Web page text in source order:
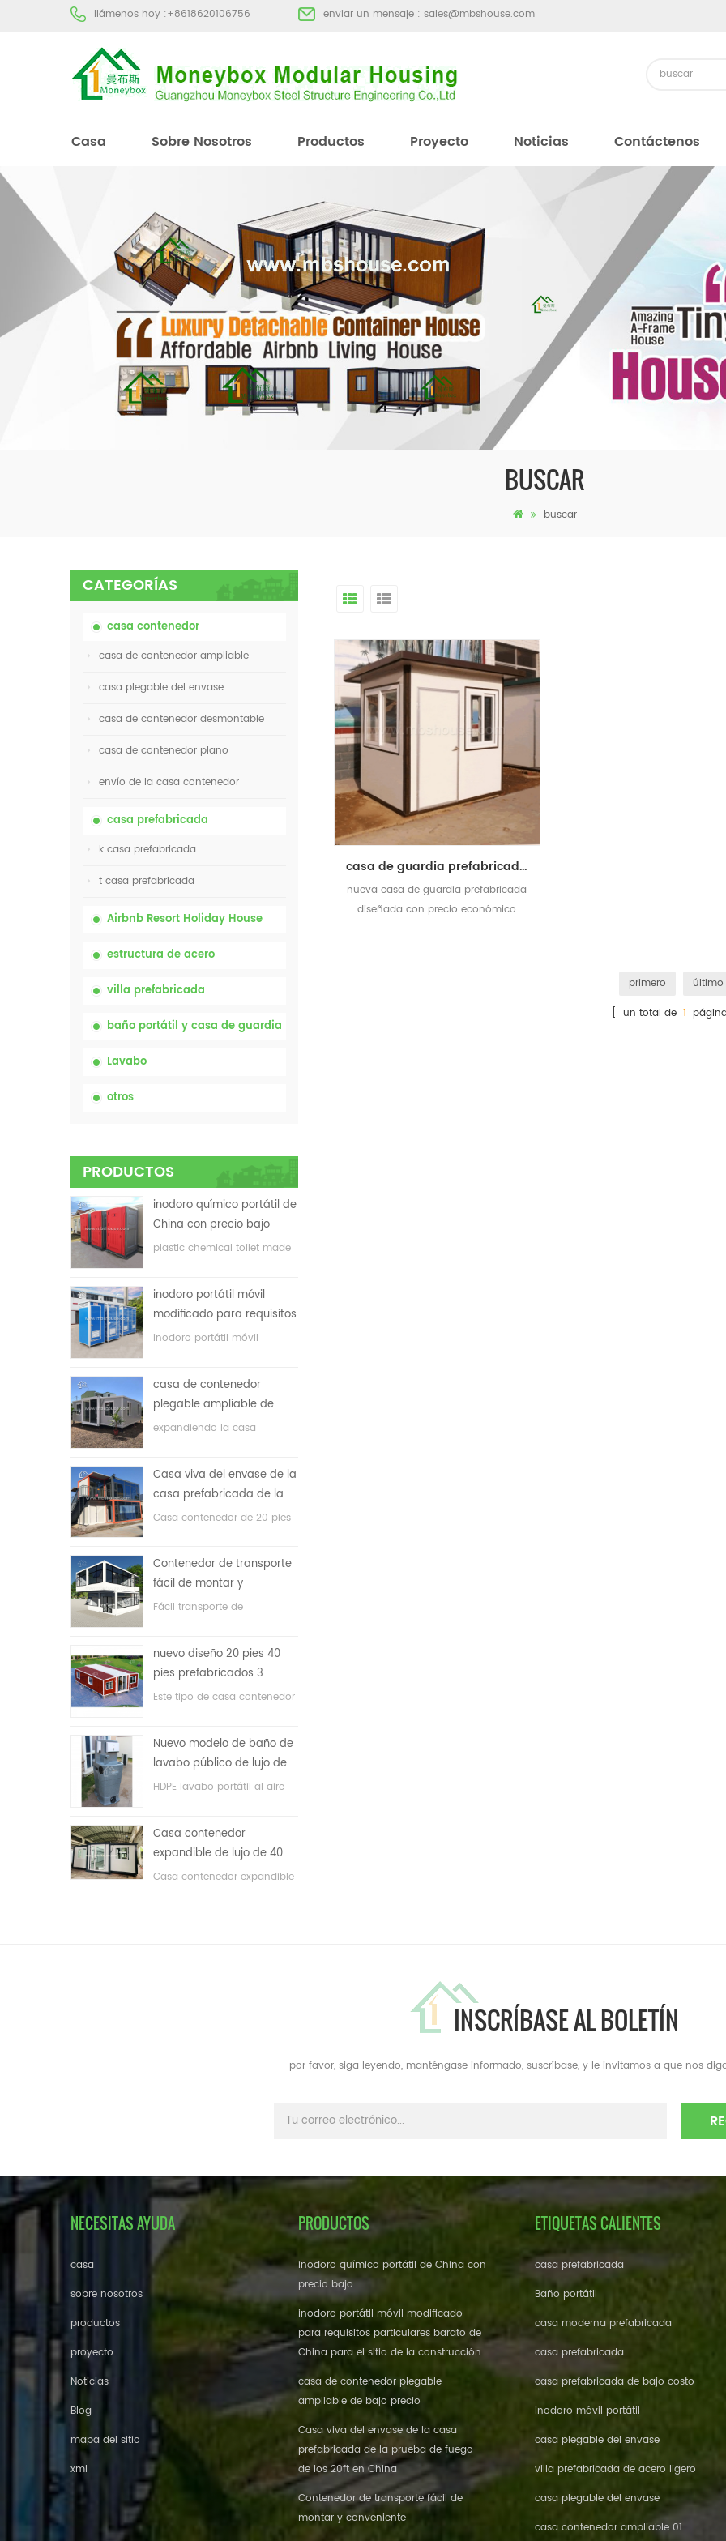
llámenos hoy :+8618620106756 enviar un mensaje : sales@mbshouse.com
Casa Sobre Nosotros Productos Proyecto Noticias Contáctenos
BUSCAR
buscar
CATEGORÍAS
casa contenedor
casa de contenedor ampliable
casa plegable del envase
casa de contenedor desmontable
casa de contenedor plano
envío de la casa contenedor
casa prefabricada
k casa prefabricada
t casa prefabricada
Airbnb Resort Holiday House
estructura de acero
villa prefabricada
baño portátil y casa de guardia
Lavabo
otros
PRODUCTOS
inodoro químico portátil de
China con precio bajo
plastic chemical toilet made
inodoro portátil móvil
modificado para requisitos
particulares barato de
inodoro portátil móvil
casa de contenedor
plegable ampliable de
bajo precio
expandiendo la casa
Casa viva del envase de la
casa prefabricada de la
prueba de fuego de los
Casa contenedor de 20 pies
Contenedor de transporte
fácil de montar y
conveniente
Fácil transporte de
nuevo diseño 20 pies 40
pies prefabricados 3
dormitorios pequeña casa
Este tipo de casa contenedor
dormitorios, un baño y con
sistema eléctrico.
Nuevo modelo de baño de
lavabo público de lujo de
plástico HDPE de doble
HDPE lavabo portátil al aire
Casa contenedor
expandible de lujo de 40
pies con tres dormitorios
Casa contenedor expandible
casa de guardia prefabricada de diseño moderno
nueva casa de guardia prefabricada
diseñada con precio económico
primero
último
[ un total de 1
INSCRÍBASE AL BOLETÍN
por favor, siga leyendo, manténgase informado, suscríbase, y le invitamos a que nos
NECESITAS AYUDA
casa
sobre nosotros
productos
proyecto
Noticias
Blog
mapa del sitio
xml
PRODUCTOS
inodoro químico portátil de China con
precio bajo
inodoro portátil móvil modificado
para requisitos particulares barato de
China para el sitio de la construcción
casa de contenedor plegable
ampliable de bajo precio
Casa viva del envase de la casa
prefabricada de la prueba de fuego
de los 20ft en China
Contenedor de transporte fácil de
montar y conveniente
ETIQUETAS CALIENTES
casa prefabricada
Baño portátil
casa moderna prefabricada
casa prefabricada
casa prefabricada de bajo costo
inodoro móvil portátil
casa plegable del envase
villa prefabricada de acero ligero
casa plegable del envase
casa contenedor ampliable 01